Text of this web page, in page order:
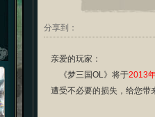
分享到：
亲爱的玩家：
《梦三国OL》将于2013
遭受不必要的损失，给您带